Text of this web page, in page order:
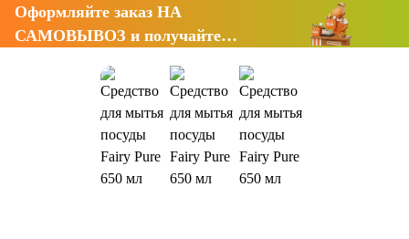
Оформляйте заказ НА
САМОВЫВОЗ и получайте